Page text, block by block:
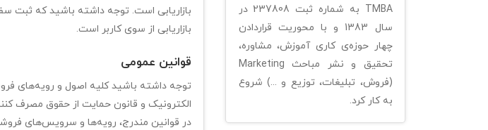
بازاریابی است. توجه داشته باشید که ثبت
بازاریابی از سوی کاربر است.
قوانین عمومی
توجه داشته باشید کلیه اصول و رویه‏‌های
الکترونیک و قانون حمایت از حقوق مصرف
در قوانین مندرج، رویه‏‌ها و سرویس‏‌های
TMBA به شماره ثبت 237808 در
سال 1383 و با محوریت قراردادن
چهار حوزه‌ی کاری آموزش، مشاوره،
تحقیق و نشر مباحث Marketing
(فروش، تبلیغات، توزیع و ...) شروع
به کار کرد.